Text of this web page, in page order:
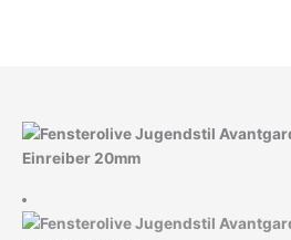
Fensterolive
Jugendstil
Fenstergriff
alt